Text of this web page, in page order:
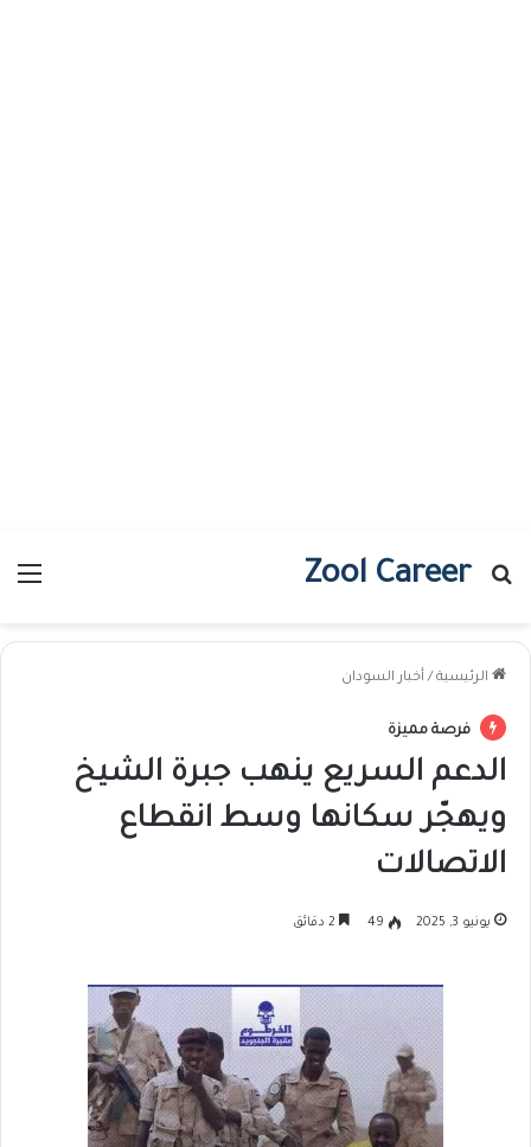
Zool Career
بحث عن
الرئيسية / أخبار السودان
فرصة مميزة
الدعم السريع ينهب جبرة الشيخ
ويهجّر سكانها وسط انقطاع
الاتصالات
يونيو 3, 2025 49